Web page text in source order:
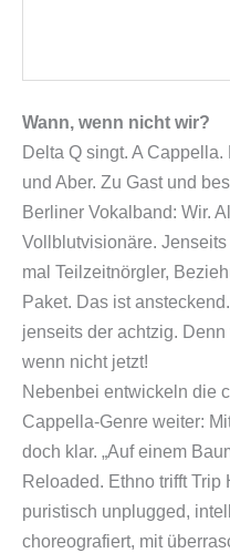
Wann, wenn nicht wir?
Delta Q singt. A
und Aber. Zu Gast und
Berliner Vokalband: Wir.
Vollblutvisionäre.
mal Teilzeitnörgler,
Paket. Das ist
jenseits der achtzig.
wenn nicht jetzt!
Nebenbei entwickeln die
Cappella-Genre weiter:
doch klar. „Auf einem
Reloaded. Ethno trifft Trip
puristisch unplugged,
choreografiert, mit